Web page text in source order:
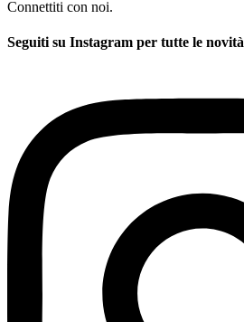
originale
€366,00.
attuale
€256,00.
Connettiti con noi.
Seguiti su Instagram per tutte le novità